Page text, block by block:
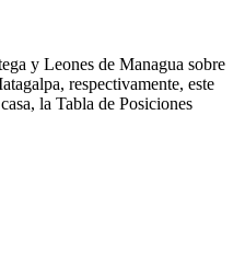
y Leones de Managua sobre
respectivamente, este
la Tabla de Posiciones